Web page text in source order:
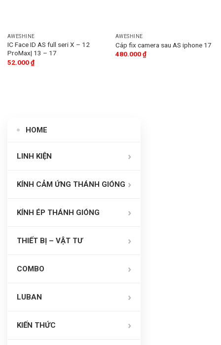
AWESHINE
IC Face ID AS full seri X – 12
ProMax| 13 – 17
52.000₫
AWESHINE
Cáp fix camera sau AS iphone 17
480.000₫
HOME
LINH KIỆN
KÍNH CẢM ỨNG THÁNH GIÓNG
KÍNH ÉP THÁNH GIÓNG
THIẾT BỊ – VẬT TƯ
COMBO
LUBAN
KIẾN THỨC